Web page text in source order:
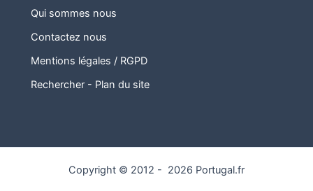
Qui sommes nous
Contactez nous
Mentions légales / RGPD
Rechercher- Plan du site
Copyright © 2012 - 2026 Portugal.fr